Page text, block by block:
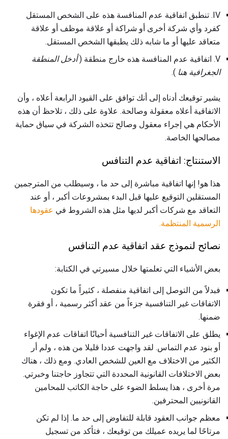
IV. تنطبق اتفاقية عدم المنافسة هذه على الشخص المستقل
كفرد وأي شركة أخرى أو شراكة أو علاقة موظف أو علاقة
متعاقد عليها أو ما شابه ذلك يطبقها الشخص المستقل.
V. اتفاقية عدم المنافسة هذه خارج منطقة (
أدخل المنطقة
الجغرافية هنا ).
يشير توقيعك أدناه إلى أنك توافق على القيود الرابعة أعلاه ، وأن
الاتفاقية أعلاه معقولة وصالحة. علاوة على ذلك ، تلاحظ أن هذه
الأحكام هي إجراء معقول وصالح تتخذه الشركة في سياق حماية
مصالحها الخاصة.
الاستنتاج: اتفاقية عدم التنافس
هذا هو! إنها اتفاقية مباشرة إلى حد ما ، وسيطلب من المترجمين
المستقلين التوقيع عليها قبل البدء بمشروعات أكبر ، أو عند
التعاقد مع شركات أكبر لديها مثل هذه الشروط في عقودها
الرسمية المنتظمة.
نصائح لنموذج عقد اتفاقية عدم التنافس
بعض الأشياء التي تعلمتها خلال مسيرتي في الكتابة:
فبدلاً من التوصل إلى اتفاقية منفصلة ، كثيراً ما تكون
الاتفاقات غير التنافسية جزءاً من عقد أكثر رسمية ، أو فقرة
ضمنها.
يطلق على الاتفاقات غير التنافسية أحيانًا اتفاقات عدم الإغواء
أو بنود عدم التماس. لقد واجهت عددا قليلا من هذه ، ولم أر
الكثير من الاختلاف مع العين للشخص العادي. ومع ذلك ، هناك
بعض الاختلافات القانونية المحددة التي تتجاوز حاجتنا وخبرتي.
مرة أخرى ، هذا يسلط الضوء على حاجة الكاتب للمحامين
القانونيين المحترفين.
معظم جوانب العقود قابلة للتفاوض إلى حد ما. إذا لم تكن
مرتاحًا لما يريده عميلك من توقيعك ، فتأكد من تسجيل